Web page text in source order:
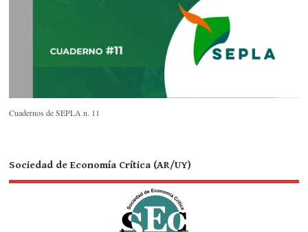
Cuadernos de SEPLA n. 11
Sociedad de Economía Crítica (AR/UY)